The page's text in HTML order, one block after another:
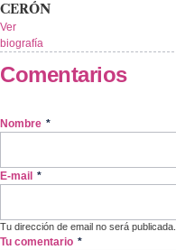
CERÓN
Ver
biografía
Comentarios
Nombre *
E-mail *
Tu dirección de email no será publicada.
Tu comentario *